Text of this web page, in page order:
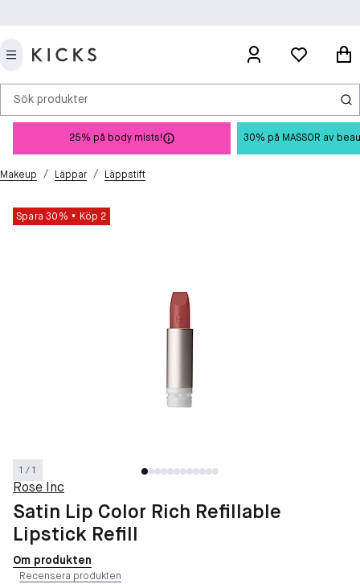
Sök produkter
25% på body mists! 30% på MASSOR av
Makeup / Läppar / Läppstift
Spara 30% Köp 2
1 / 1
Rose Inc
Satin Lip Color Rich Refillable
Lipstick Refill
Om produkten
Recensera produkten